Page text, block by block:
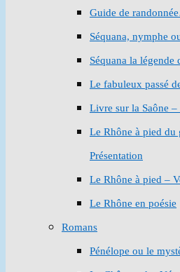
Guide de
Séquana, nymphe
Séquana la légende
Le fabuleux passé
Livre sur la Saône –
Le Rhône à pied du
Présentation
Le Rhône à pied –
Le Rhône en poésie
Romans
Pénélope ou le